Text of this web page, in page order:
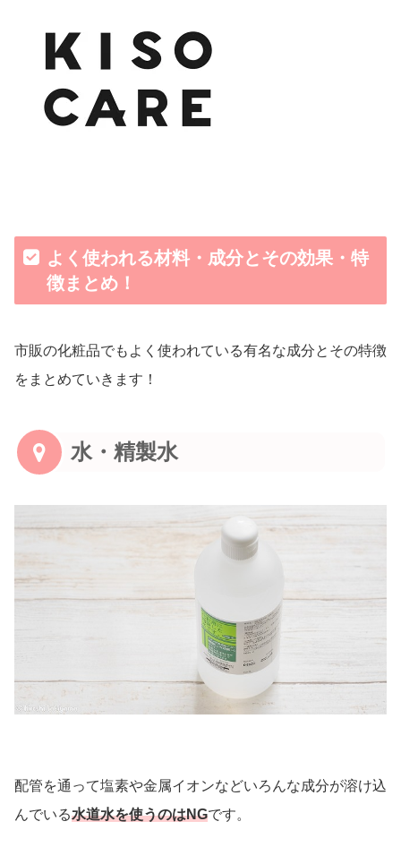
よく使われる材料・成分とその効果・特
徴まとめ！
市販の化粧品でもよく使われている有名な成分とその特徴
をまとめていきます！
水・精製水
配管を通って塩素や金属イオンなどいろんな成分が溶け込
んでいる水道水を使うのはNGです。